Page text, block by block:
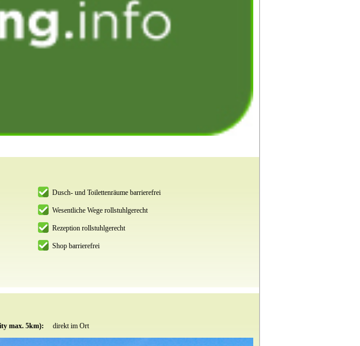
Dusch- und Toilettenräume barrierefrei
Wesentliche Wege rollstuhlgerecht
Rezeption rollstuhlgerecht
Shop barrierefrei
max. 5km): direkt im Ort